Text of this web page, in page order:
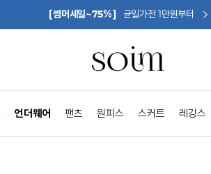
[썸머세일~75%] 균일가전 1만원부터
언더웨어 팬츠 원피스 스커트 레깅스